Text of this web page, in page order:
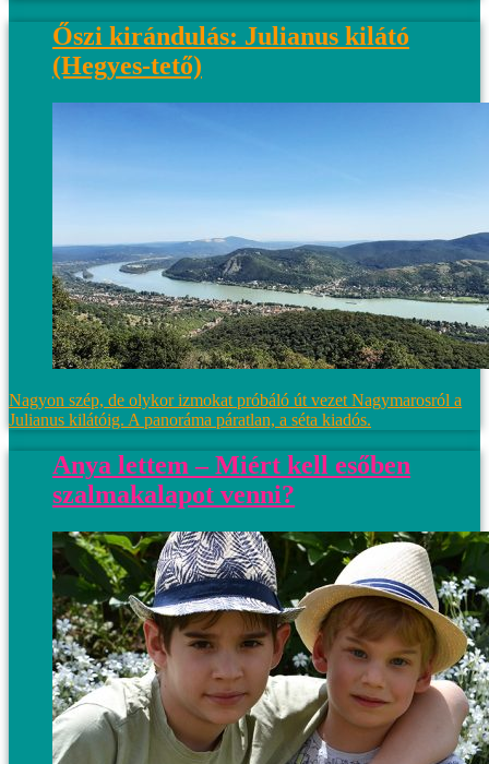
Őszi kirándulás: Julianus kilátó
(Hegyes-tető)
Nagyon szép, de olykor izmokat próbáló út vezet Nagymarosról a
Julianus kilátóig. A panoráma páratlan, a séta kiadós.
Anya lettem – Miért kell esőben
szalmakalapot venni?